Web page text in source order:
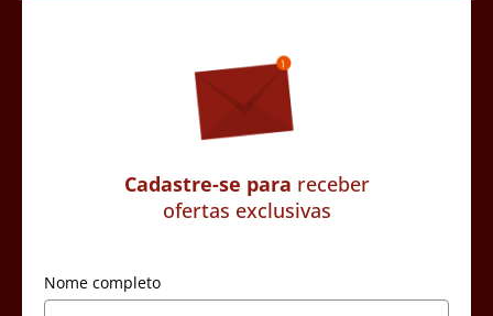
Cadastre-se para receber
ofertas exclusivas
Nome completo